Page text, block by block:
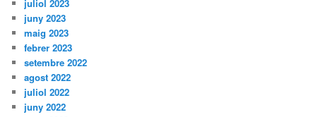
juliol 2023
juny 2023
maig 2023
febrer 2023
setembre 2022
agost 2022
juliol 2022
juny 2022